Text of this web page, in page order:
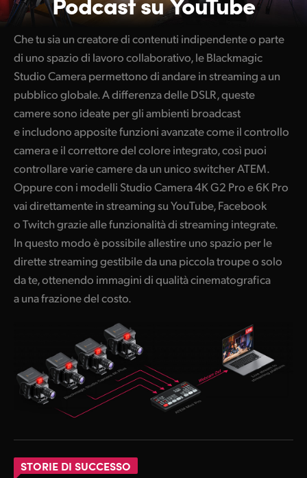
Che tu sia un creatore di contenuti indipendente o parte
di uno spazio di lavoro collaborativo, le Blackmagic
Studio Camera permettono di andare in streaming a un
pubblico globale. A differenza delle DSLR, queste
camere sono ideate per gli ambienti broadcast
e includono apposite funzioni avanzate come il controllo
camera e il correttore del colore integrato, così puoi
controllare varie camere da un unico switcher ATEM.
Oppure con i modelli Studio Camera 4K G2 Pro e 6K Pro
vai direttamente in streaming su YouTube, Facebook
o Twitch grazie alle funzionalità di streaming integrate.
In questo modo è possibile allestire uno spazio per le
dirette streaming gestibile da una piccola troupe o solo
da te, ottenendo immagini di qualità cinematografica
a una frazione del costo.
STORIE DI SUCCESSO